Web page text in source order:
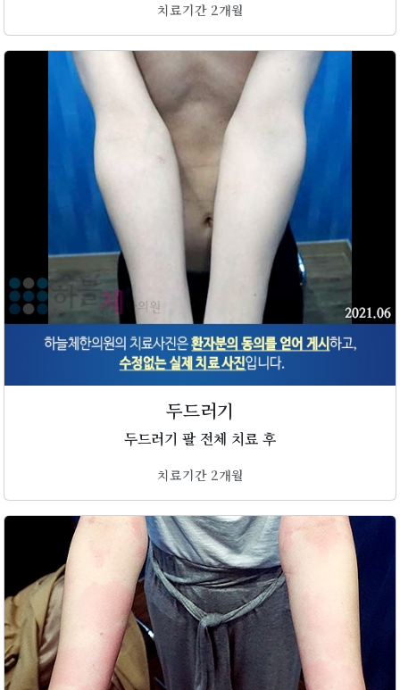
치료기간 2개월
두드러기
두드러기 팔 전체 치료 후
치료기간 2개월